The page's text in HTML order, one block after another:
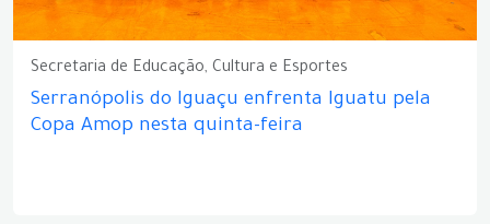
Secretaria de Educação, Cultura e Esportes
Serranópolis do Iguaçu enfrenta Iguatu pela
Copa Amop nesta quinta-feira